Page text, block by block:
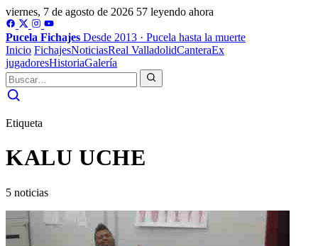
viernes, 7 de agosto de 2026 57 leyendo ahora
Pucela Fichajes Desde 2013 · Pucela hasta la muerte
Inicio FichajesNoticiasReal ValladolidCanteraEx
jugadoresHistoriaGalería
Etiqueta
KALU UCHE
5 noticias